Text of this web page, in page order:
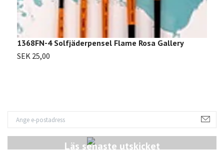
Läs senaste utskicket
1368FN-4 Solfjäderpensel Flame Rosa Gallery
SEK 25,00